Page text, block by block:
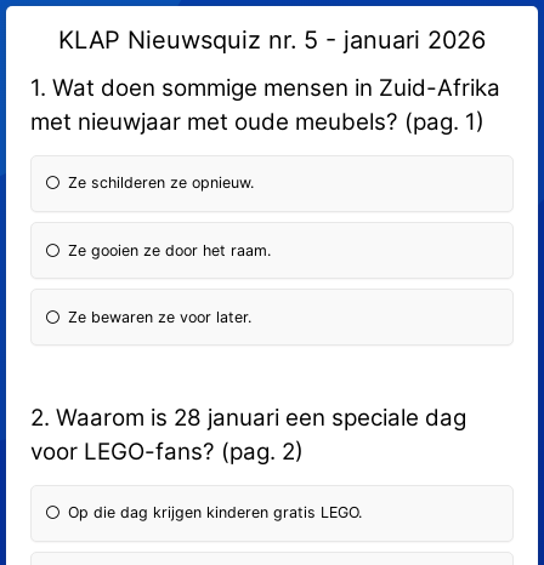
KLAP Nieuwsquiz nr. 5 - januari 2026
1. Wat doen sommige mensen in Zuid-Afrika
met nieuwjaar met oude meubels? (pag. 1)
Ze schilderen ze opnieuw.
Ze gooien ze door het raam.
Ze bewaren ze voor later.
2. Waarom is 28 januari een speciale dag
voor LEGO-fans? (pag. 2)
Op die dag krijgen kinderen gratis LEGO.